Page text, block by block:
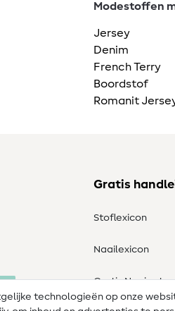
Modestoffen
Jersey
Denim
French Terry
Boordstof
Romanit
Gratis
Stoflexicon
Naailexicon
Gratis
technologieën op onze